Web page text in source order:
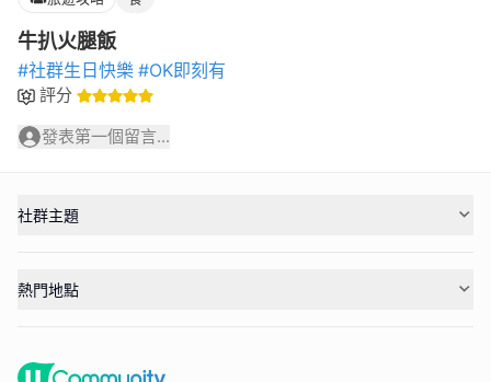
牛扒火腿飯
#社群生日快樂 #OK即刻有
評分
發表第一個留言...
社群主題
熱門地點